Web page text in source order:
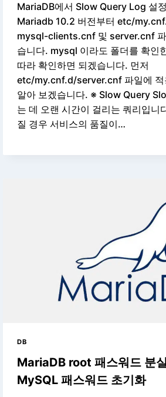
MariaDB에서 Slow Query Log 설
Mariadb 10.2 버전부터 etc/
mysql-clients.cnf 및 server.cnf 파
습니다. mysql 이라도 폴더를 확인
따라 확인하면 되겠습니다. 먼저
etc/my.cnf.d/server.cnf 파일에 적
알아 보겠습니다. ※ Slow Query
는 데 오랜 시간이 걸리는 쿼리입니
질 경우 서비스의 품질이…
DB
MariaDB root 패스워드 분
MySQL 패스워드 초기화